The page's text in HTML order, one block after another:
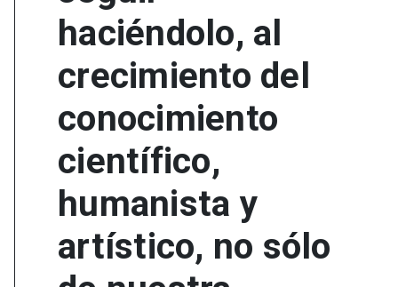
haciéndolo, al
crecimiento del
conocimiento
científico,
humanista y
artístico, no sólo